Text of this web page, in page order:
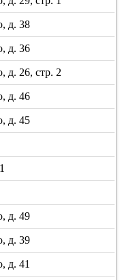
д. 38
д. 36
д. 26, стр. 2
д. 46
д. 45
д. 49
д. 39
д. 41